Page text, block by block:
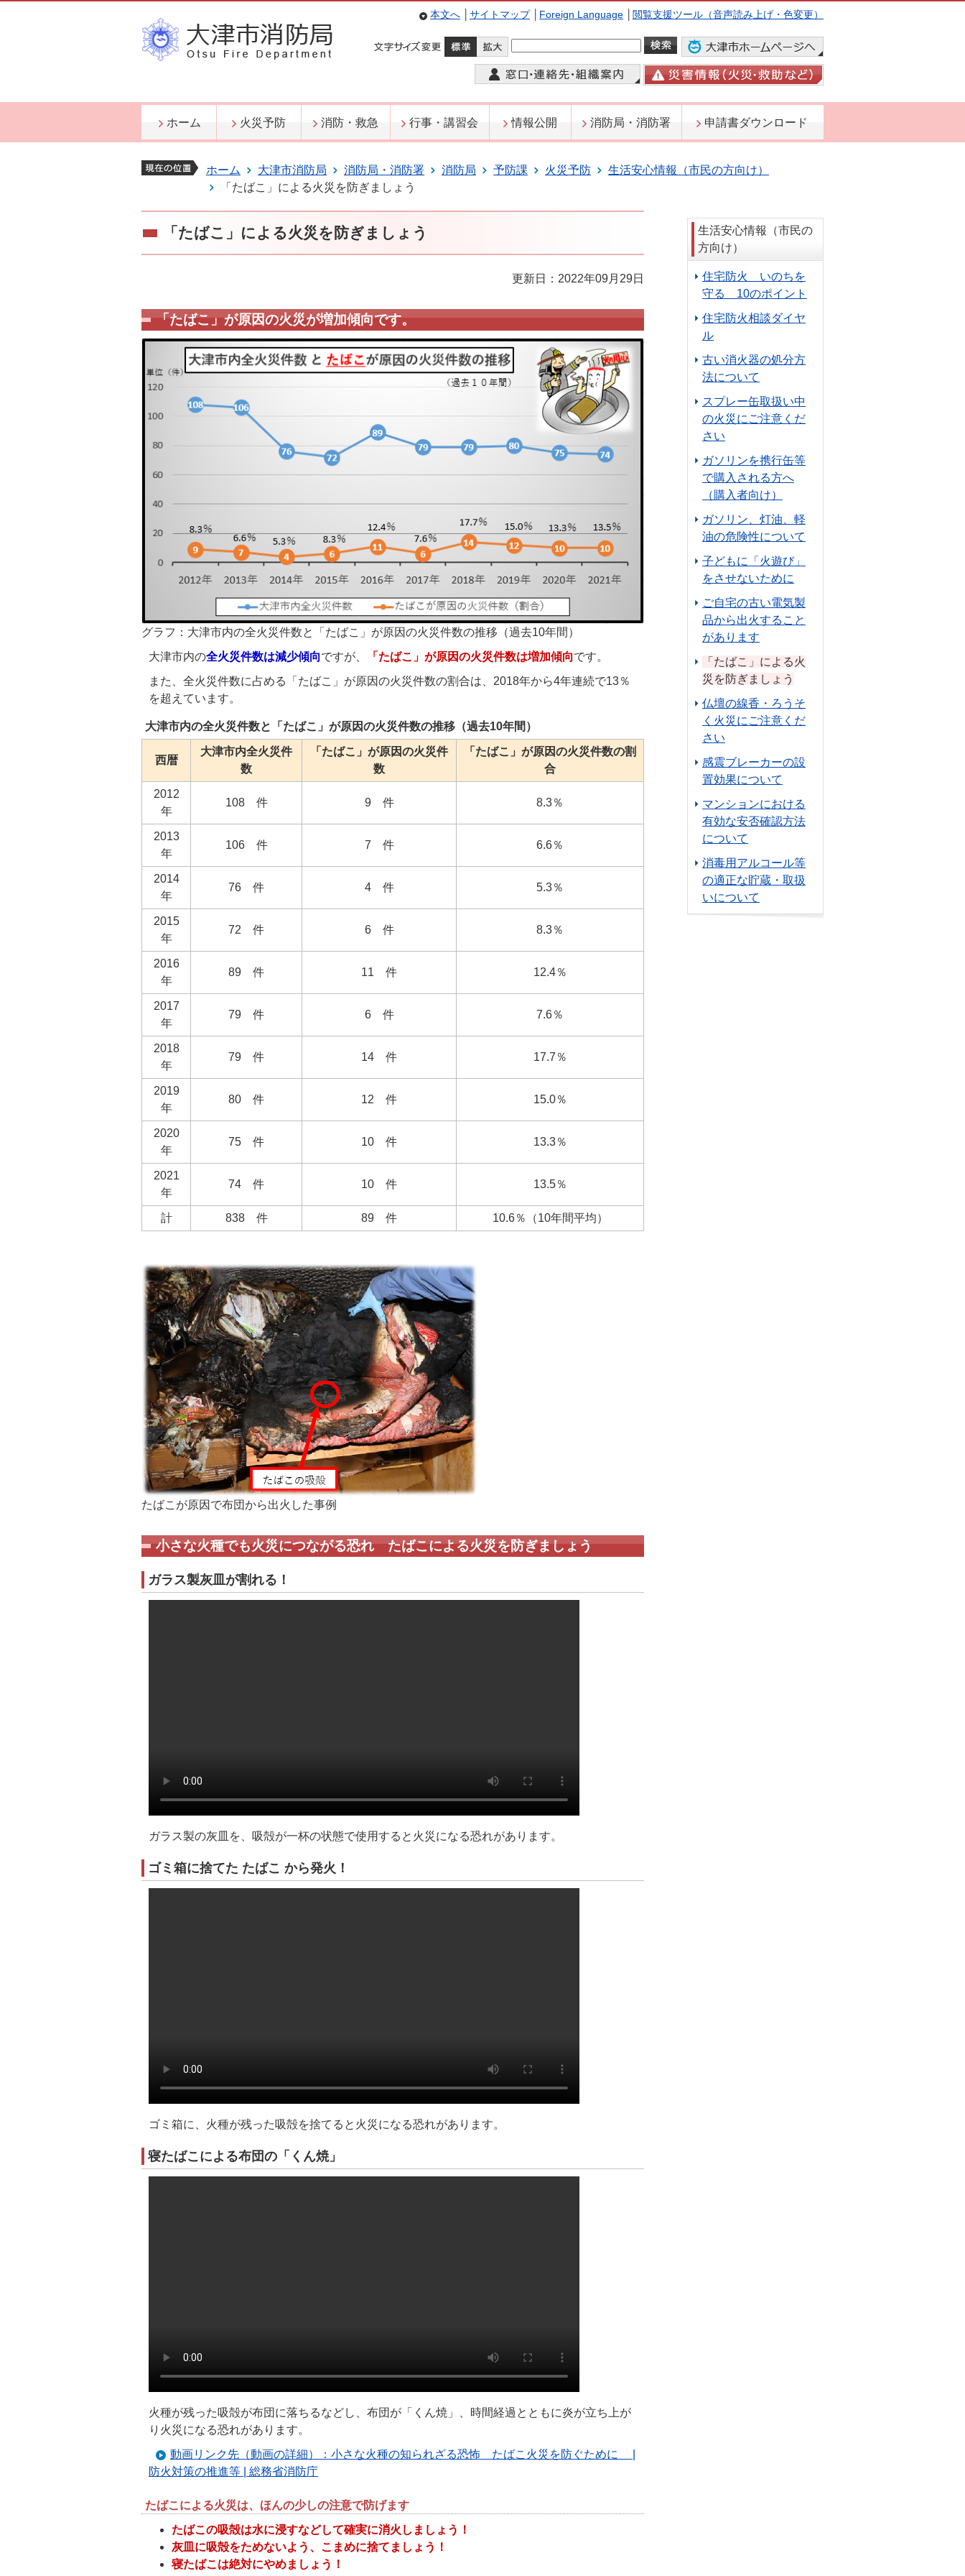
本文へ サイトマップ Foreign Language 閲覧支援ツール（音声読み上げ・色変更）
ホーム 火災予防 消防・救急 行事・講習会 情報公開 消防局・消防署 申請書ダウンロード
ホーム 大津市消防局 消防局・消防署 消防局 予防課 火災予防
生活安心情報（市民の方向け）
「たばこ」による火災を防ぎましょう
「たばこ」による火災を防ぎましょう
更新日：2022年09月29日
「たばこ」が原因の火災が増加傾向です。
グラフ：大津市内の全火災件数と「たばこ」が原因の火災件数の推移（過去10年間）
大津市内の全火災件数は減少傾向ですが、 「たばこ」が原因の火災件数は増加傾向です。
また、全火災件数に占める「たばこ」が原因の火災件数の割合は、2018年から4年連続で13％
を超えています。
大津市内の全火災件数と「たばこ」が原因の火災件数の推移（過去10年間）
西暦
大津市内全火災件
数
「たばこ」が原因の火災件
数
「たばこ」が原因の火災件数の割
合
2012
年
108 件 9 件 8.3％
2013
年
106 件 7 件 6.6％
2014
年
76 件 4 件 5.3％
2015
年
72 件 6 件 8.3％
2016
年
89 件 11 件 12.4％
2017
年
79 件 6 件 7.6％
2018
年
79 件 14 件 17.7％
2019
年
80 件 12 件 15.0％
2020
年
75 件 10 件 13.3％
2021
年
74 件 10 件 13.5％
計 838 件 89 件 10.6％（10年間平均）
たばこが原因で布団から出火した事例
小さな火種でも火災につながる恐れ たばこによる火災を防ぎましょう
ガラス製灰皿が割れる！
ガラス製の灰皿を、吸殻が一杯の状態で使用すると火災になる恐れがあります。
ゴミ箱に捨てた たばこ から発火！
ゴミ箱に、火種が残った吸殻を捨てると火災になる恐れがあります。
寝たばこによる布団の「くん焼」
火種が残った吸殻が布団に落ちるなどし、布団が「くん焼」、時間経過とともに炎が立ち上が
り火災になる恐れがあります。
動画リンク先（動画の詳細）：小さな火種の知られざる恐怖 たばこ火災を防ぐために |
防火対策の推進等 | 総務省消防庁
たばこによる火災は、ほんの少しの注意で防げます
たばこの吸殻は水に浸すなどして確実に消火しましょう！
灰皿に吸殻をためないよう、こまめに捨てましょう！
寝たばこは絶対にやめましょう！
生活安心情報（市民の
方向け）
住宅防火 いのちを
守る 10のポイント
住宅防火相談ダイヤ
ル
古い消火器の処分方
法について
スプレー缶取扱い中
の火災にご注意くだ
さい
ガソリンを携行缶等
で購入される方へ
（購入者向け）
ガソリン、灯油、軽
油の危険性について
子どもに「火遊び」
をさせないために
ご自宅の古い電気製
品から出火すること
があります
「たばこ」による火
災を防ぎましょう
仏壇の線香・ろうそ
く火災にご注意くだ
さい
感震ブレーカーの設
置効果について
マンションにおける
有効な安否確認方法
について
消毒用アルコール等
の適正な貯蔵・取扱
いについて